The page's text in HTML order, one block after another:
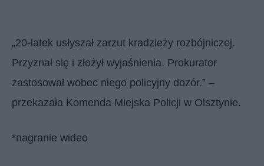
„20-latek usłyszał zarzut kradzieży rozbójniczej.
Przyznał się i złożył wyjaśnienia. Prokurator
zastosował wobec niego policyjny dozór.” –
przekazała Komenda Miejska Policji w Olsztynie.
*nagranie wideo